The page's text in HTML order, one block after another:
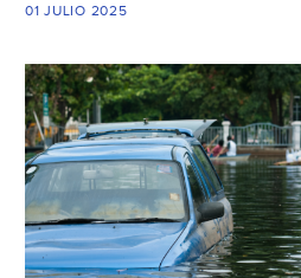
01 JULIO 2025